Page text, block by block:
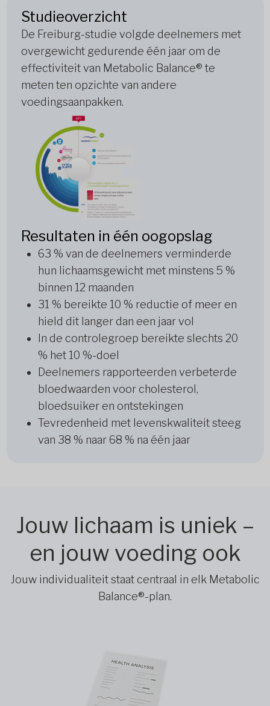
Studieoverzicht
De Freiburg-studie volgde deelnemers met
overgewicht gedurende één jaar om de
effectiviteit van Metabolic Balance® te
meten ten opzichte van andere
voedingsaanpakken.
Resultaten in één oogopslag
63 % van de deelnemers verminderde
hun lichaamsgewicht met minstens 5 %
binnen 12 maanden
31 % bereikte 10 % reductie of meer en
hield dit langer dan een jaar vol
In de controlegroep bereikte slechts 20
% het 10 %-doel
Deelnemers rapporteerden verbeterde
bloedwaarden voor cholesterol,
bloedsuiker en ontstekingen
Tevredenheid met levenskwaliteit steeg
van 38 % naar 68 % na één jaar
Jouw lichaam is uniek –
en jouw voeding ook
Jouw individualiteit staat centraal in elk Metabolic
Balance®-plan.